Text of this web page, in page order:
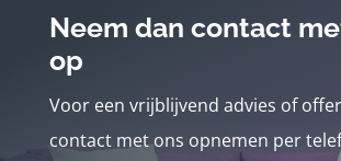
Neem dan contact
op
Voor een vrijblijvend advies of
contact met ons opnemen per